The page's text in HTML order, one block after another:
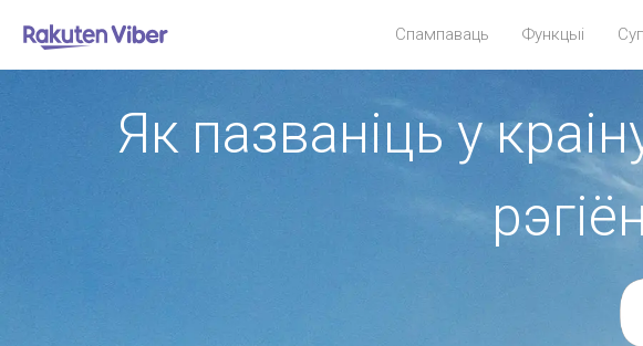
Спампаваць Функцыі
Як пазваніць у